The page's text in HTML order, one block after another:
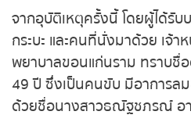
หวยหุ้นไต้หวัน
หวยหุ้นสิงคโปร์
หวยหุ้นอิยิป
จากอุบัติเหตุครั้งนี้ โดยผู้ได้รับ
รถยนต์กระบะ และคนที่นั่งมาด้
ส่งโรงพยาบาลขอนแก่นราม
ธเนศ อายุ 49 ปี ซึ่งเป็นคนขับ
ส่วนคนที่นั่งมาด้วยชื่อนางสา